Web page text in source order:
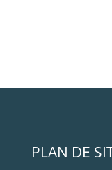
PLAN DE